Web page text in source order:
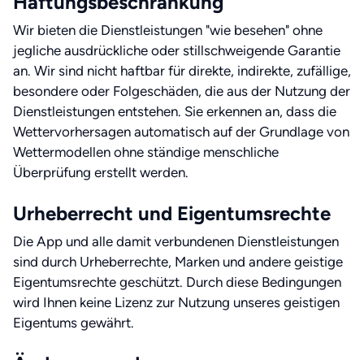
Wir bieten die Dienstleistungen "wie besehen" ohne
jegliche ausdrückliche oder stillschweigende Garantie
an. Wir sind nicht haftbar für direkte, indirekte, zufällige,
besondere oder Folgeschäden, die aus der Nutzung der
Dienstleistungen entstehen. Sie erkennen an, dass die
Wettervorhersagen automatisch auf der Grundlage von
Wettermodellen ohne ständige menschliche
Überprüfung erstellt werden.
Urheberrecht und Eigentumsrechte
Die App und alle damit verbundenen Dienstleistungen
sind durch Urheberrechte, Marken und andere geistige
Eigentumsrechte geschützt. Durch diese Bedingungen
wird Ihnen keine Lizenz zur Nutzung unseres geistigen
Eigentums gewährt.